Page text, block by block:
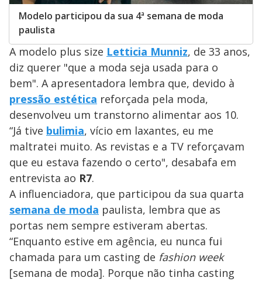
Modelo participou da sua 4ª semana de moda
paulista
A modelo plus size Letticia Munniz, de 33 anos,
diz querer "que a moda seja usada para o
bem". A apresentadora lembra que, devido à
pressão estética reforçada pela moda,
desenvolveu um transtorno alimentar aos 10.
“Já tive bulimia, vício em laxantes, eu me
maltratei muito. As revistas e a TV reforçavam
que eu estava fazendo o certo", desabafa em
entrevista ao R7.
A influenciadora, que participou da sua quarta
semana de moda paulista, lembra que as
portas nem sempre estiveram abertas.
“Enquanto estive em agência, eu nunca fui
chamada para um casting de fashion week
[semana de moda]. Porque não tinha casting